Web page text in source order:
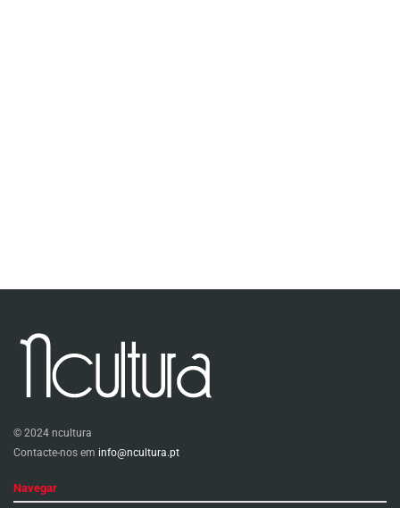
© 2024 ncultura
Contacte-nos em info@ncultura.pt
Navegar